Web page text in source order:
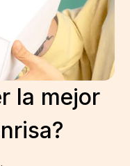
la mejor